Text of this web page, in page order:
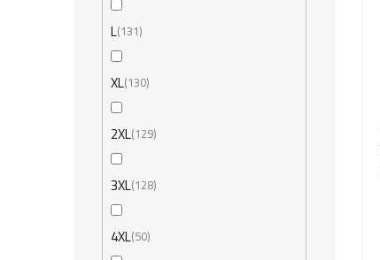
L 131
XL 130
2XL 129
3XL 128
4XL 50